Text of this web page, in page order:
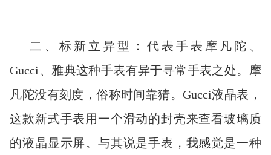
二、标新立异型：代表手表摩凡陀、
Gucci、雅典这种手表有异于寻常手表之处。摩
凡陀没有刻度，俗称时间靠猜。Gucci液晶表，
这款新式手表用一个滑动的封壳来查看玻璃质
的液晶显示屏。与其说是手表，我感觉是一种